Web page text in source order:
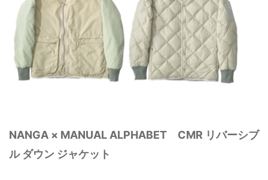
NANGA × MANUAL ALPHABET CMR リバーシブ
ル ダウン ジャケット